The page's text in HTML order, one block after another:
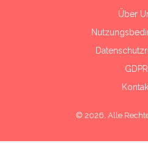
Über
GDPR
© 2026. Alle